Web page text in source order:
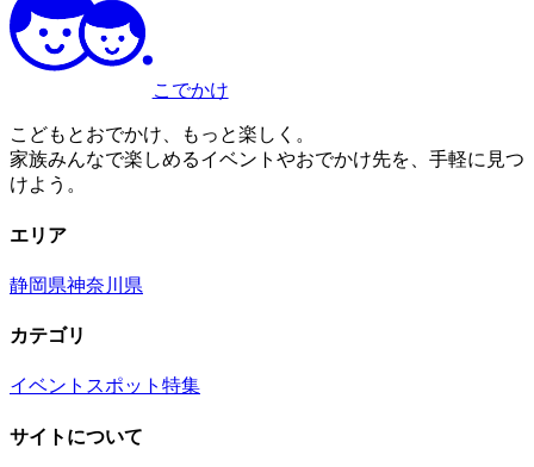
こでかけ
こどもとおでかけ、もっと楽しく。
家族みんなで楽しめるイベントやおでかけ先を、手軽に見つ
けよう。
エリア
静岡県神奈川県
カテゴリ
イベント スポット 特集
サイトについて